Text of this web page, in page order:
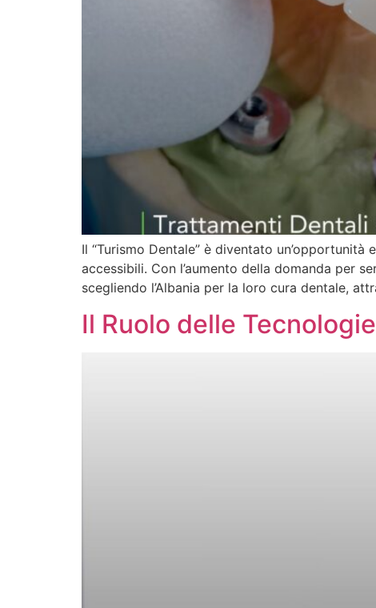
Il “Turismo Dentale” è diventato
accessibili. Con l’aumento della domanda per
scegliendo l’Albania per la loro cura dentale,
Il Ruolo delle